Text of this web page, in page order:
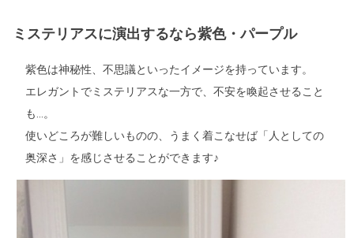
ミステリアスに演出するなら紫色・パープル
紫色は神秘性、不思議といったイメージを持っています。
エレガントでミステリアスな一方で、不安を喚起させること
も…。
使いどころが難しいものの、うまく着こなせば「人としての
奥深さ」を感じさせることができます♪